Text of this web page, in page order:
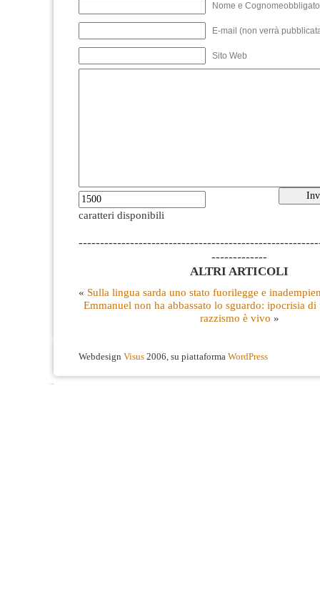
Nome e
E-mail (non verrà
Sito Web
caratteri disponibili
-------------
ALTRI ARTICOLI
« Sulla lingua sarda uno stato fuorilegge e
Emmanuel non ha abbassato lo sguardo: ipocrisia
razzismo è vivo »
Webdesign Visus 2006, su piattaforma WordPress